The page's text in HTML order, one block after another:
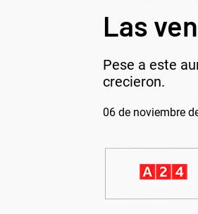
Las
Pese a este
crecieron.
06 de noviembre